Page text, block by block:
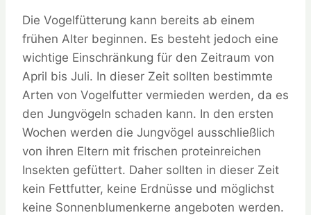
Die Vogelfütterung kann bereits ab einem
frühen Alter beginnen. Es besteht jedoch eine
wichtige Einschränkung für den Zeitraum von
April bis Juli. In dieser Zeit sollten bestimmte
Arten von Vogelfutter vermieden werden, da es
den Jungvögeln schaden kann. In den ersten
Wochen werden die Jungvögel ausschließlich
von ihren Eltern mit frischen proteinreichen
Insekten gefüttert. Daher sollten in dieser Zeit
kein Fettfutter, keine Erdnüsse und möglichst
keine Sonnenblumenkerne angeboten werden.